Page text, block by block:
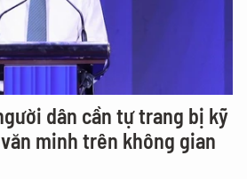
dân cần tự trang bị kỹ
minh trên không gian